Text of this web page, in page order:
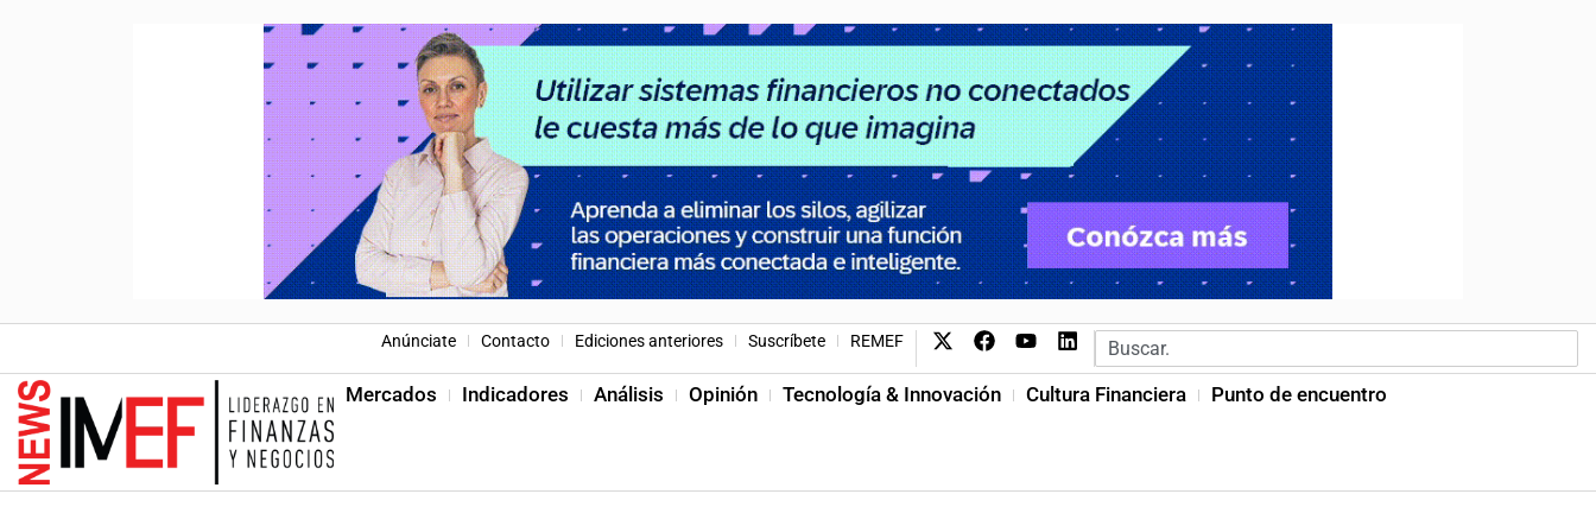
Anúnciate Contacto Ediciones anteriores Suscríbete REMEF
Mercados Indicadores Análisis Opinión Tecnología & Innovación Cultura Financiera Punto de encuentro